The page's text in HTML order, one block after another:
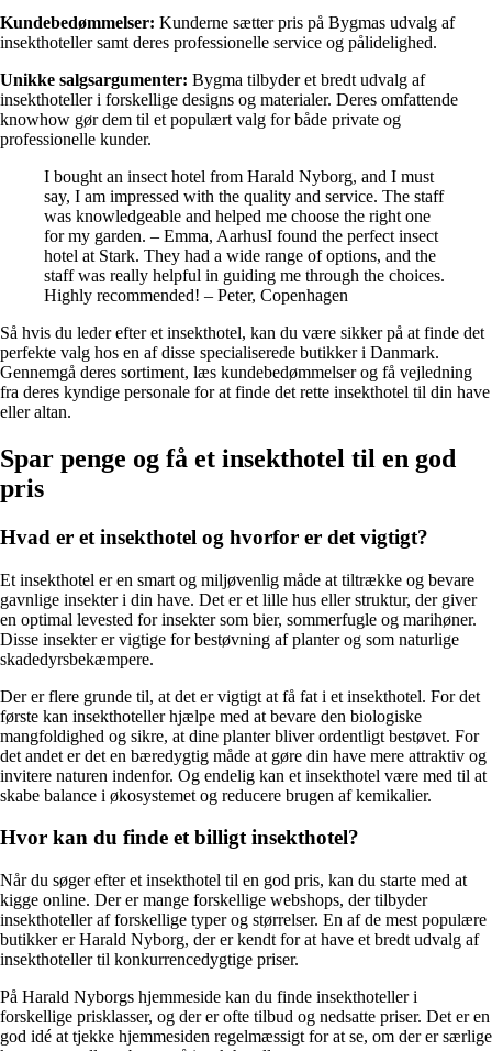
Kundebedømmelser: Kunderne sætter pris på Bygmas udvalg af
insekthoteller samt deres professionelle service og pålidelighed.
Unikke salgsargumenter: Bygma tilbyder et bredt udvalg af
insekthoteller i forskellige designs og materialer. Deres omfattende
knowhow gør dem til et populært valg for både private og
professionelle kunder.
I bought an insect hotel from Harald Nyborg, and I must
say, I am impressed with the quality and service. The staff
was knowledgeable and helped me choose the right one
for my garden. – Emma, AarhusI found the perfect insect
hotel at Stark. They had a wide range of options, and the
staff was really helpful in guiding me through the choices.
Highly recommended! – Peter, Copenhagen
Så hvis du leder efter et insekthotel, kan du være sikker på at finde det
perfekte valg hos en af disse specialiserede butikker i Danmark.
Gennemgå deres sortiment, læs kundebedømmelser og få vejledning
fra deres kyndige personale for at finde det rette insekthotel til din have
eller altan.
Spar penge og få et insekthotel til en god
pris
Hvad er et insekthotel og hvorfor er det vigtigt?
Et insekthotel er en smart og miljøvenlig måde at tiltrække og bevare
gavnlige insekter i din have. Det er et lille hus eller struktur, der giver
en optimal levested for insekter som bier, sommerfugle og marihøner.
Disse insekter er vigtige for bestøvning af planter og som naturlige
skadedyrsbekæmpere.
Der er flere grunde til, at det er vigtigt at få fat i et insekthotel. For det
første kan insekthoteller hjælpe med at bevare den biologiske
mangfoldighed og sikre, at dine planter bliver ordentligt bestøvet. For
det andet er det en bæredygtig måde at gøre din have mere attraktiv og
invitere naturen indenfor. Og endelig kan et insekthotel være med til at
skabe balance i økosystemet og reducere brugen af kemikalier.
Hvor kan du finde et billigt insekthotel?
Når du søger efter et insekthotel til en god pris, kan du starte med at
kigge online. Der er mange forskellige webshops, der tilbyder
insekthoteller af forskellige typer og størrelser. En af de mest populære
butikker er Harald Nyborg, der er kendt for at have et bredt udvalg af
insekthoteller til konkurrencedygtige priser.
På Harald Nyborgs hjemmeside kan du finde insekthoteller i
forskellige prisklasser, og der er ofte tilbud og nedsatte priser. Det er en
god idé at tjekke hjemmesiden regelmæssigt for at se, om der er særlige